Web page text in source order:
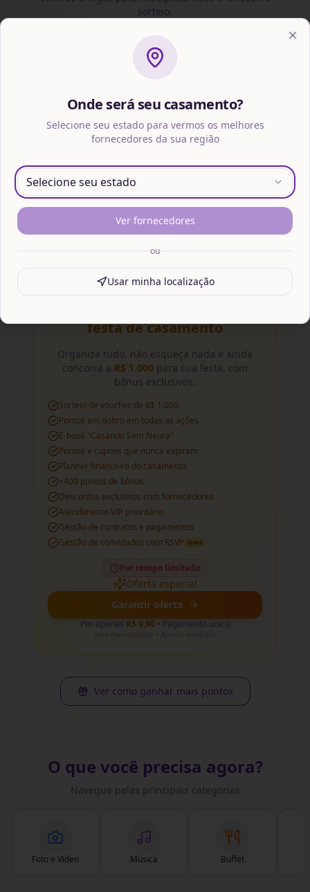
sorteio.
+10 +5
+100
Contratar fornecedor
50
= 1 cupom sorteio
Clube Wed VIP
festa de casamento
Organize tudo, não esqueça nada e ainda
concorra a R$ 1.000 para sua festa, com
bônus exclusivos.
Sorteio de voucher de R$ 1.000
Pontos em dobro em todas as ações
E-book "Casando Sem Neura"
Pontos e cupons que nunca expiram
Planner financeiro do casamento
+400 pontos de bônus
Descontos exclusivos com fornecedores
Atendimento VIP prioritário
Gestão de contratos e pagamentos
Gestão de convidados com RSVP Novo
Por tempo limitado
Oferta especial
Garantir oferta
Por apenas R$ 9,90 • Pagamento único
Ver como ganhar mais pontos
O que você precisa agora?
Navegue pelas principais categorias
Foto e Vídeo Música Buffet
Onde será seu casamento?
Selecione seu estado para vermos os melhores
fornecedores da sua região
Selecione seu estado
Ver fornecedores
ou
Usar minha localização